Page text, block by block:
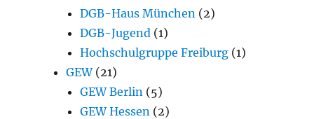
DGB-Haus München (2)
DGB-Jugend (1)
Hochschulgruppe Freiburg (1)
GEW(21)
GEW Berlin (5)
GEW Hessen (2)